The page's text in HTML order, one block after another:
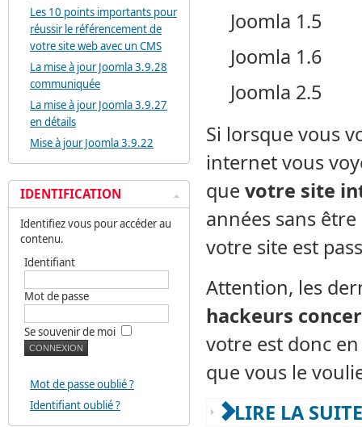
Joomla 1.5
Joomla 1.6
Joomla 2.5
Si lorsque vous
internet vous
que votre site
années sans
votre site est
Attention, les
hackeurs
votre est donc
que vous le
LIRE LA
Les 10 points importants pour
réussir le référencement de
votre site web avec un CMS
La mise à jour Joomla 3.9.28
communiquée
La mise à jour Joomla 3.9.27
en détails
Mise à jour Joomla 3.9.22
IDENTIFICATION
Identifiez vous pour accéder au
contenu.
Identifiant
Mot de passe
Se souvenir de moi
Mot de passe oublié ?
Identifiant oublié ?